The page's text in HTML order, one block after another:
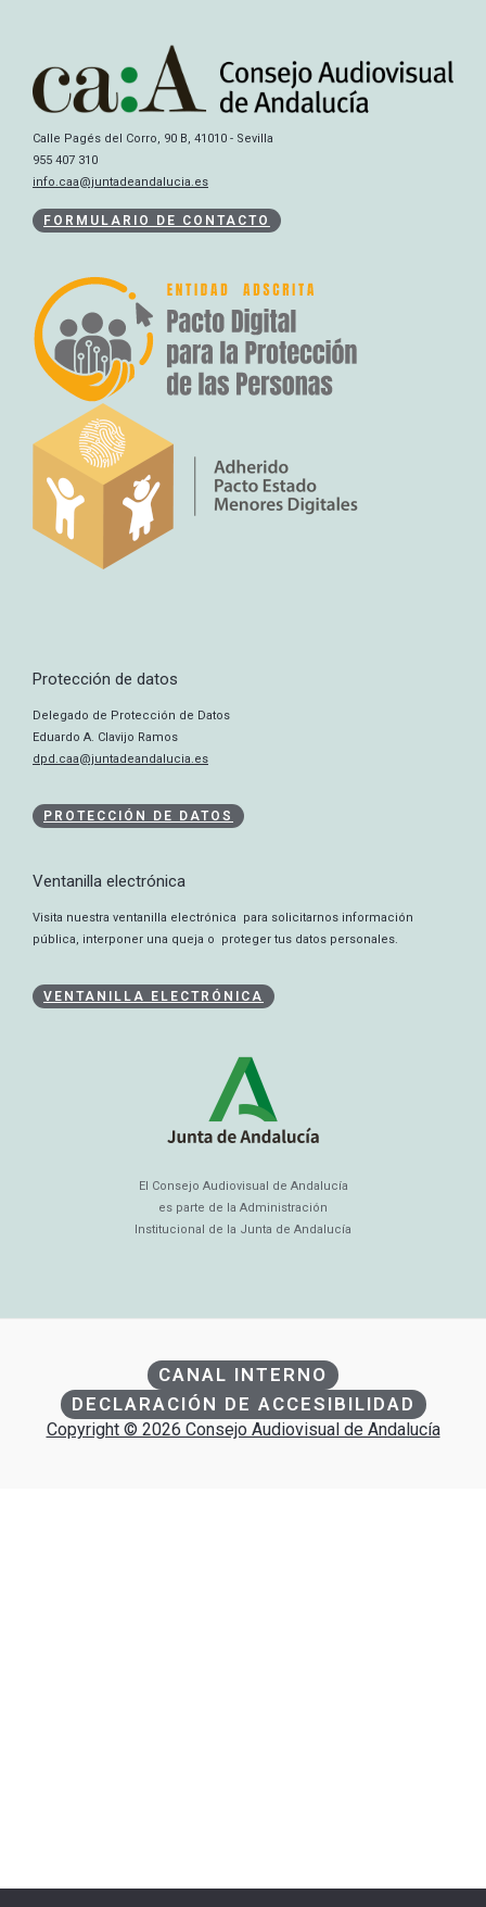
Calle Pagés del Corro, 90 B, 41010 - Sevilla
955 407 310
info.caa@juntadeandalucia.es
FORMULARIO DE CONTACTO
Protección de datos
Delegado de Protección de Datos
Eduardo A. Clavijo Ramos
dpd.caa@juntadeandalucia.es
PROTECCIÓN DE DATOS
Ventanilla electrónica
Visita nuestra ventanilla electrónica para solicitarnos información
pública, interponer una queja o proteger tus datos personales.
VENTANILLA ELECTRÓNICA
El Consejo Audiovisual de Andalucía
es parte de la Administración
Institucional de la Junta de Andalucía
CANAL INTERNO
DECLARACIÓN DE ACCESIBILIDAD
Copyright © 2026 Consejo Audiovisual de Andalucía